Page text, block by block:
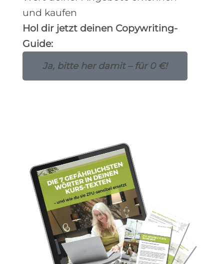
und kaufen
Hol dir jetzt deinen Copywriting-
Guide:
Ja, bitte her damit – für 0 €!